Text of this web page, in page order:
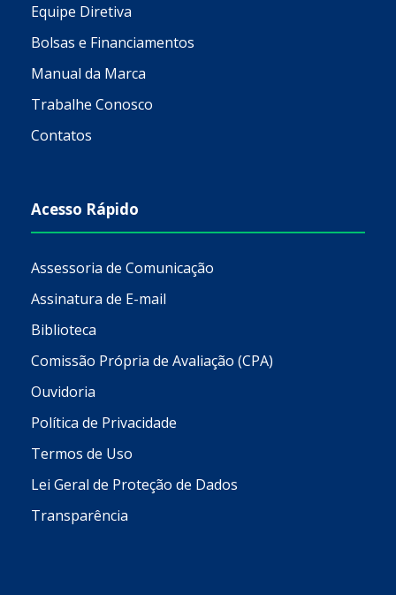
Equipe Diretiva
Bolsas e Financiamentos
Manual da Marca
Trabalhe Conosco
Contatos
Acesso Rápido
Assessoria de Comunicação
Assinatura de E-mail
Biblioteca
Comissão Própria de Avaliação (CPA)
Ouvidoria
Política de Privacidade
Termos de Uso
Lei Geral de Proteção de Dados
Transparência